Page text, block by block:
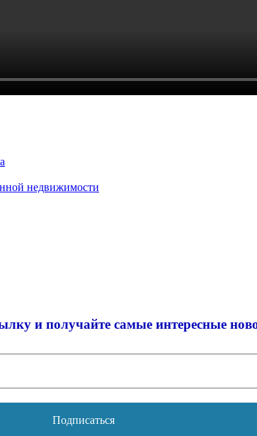
недвижимости
и получайте самые интересные